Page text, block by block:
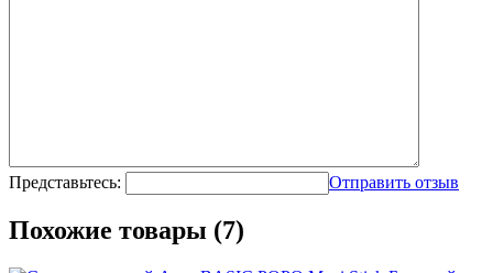
Представьтесь: Отправить отзыв
Похожие товары (7)